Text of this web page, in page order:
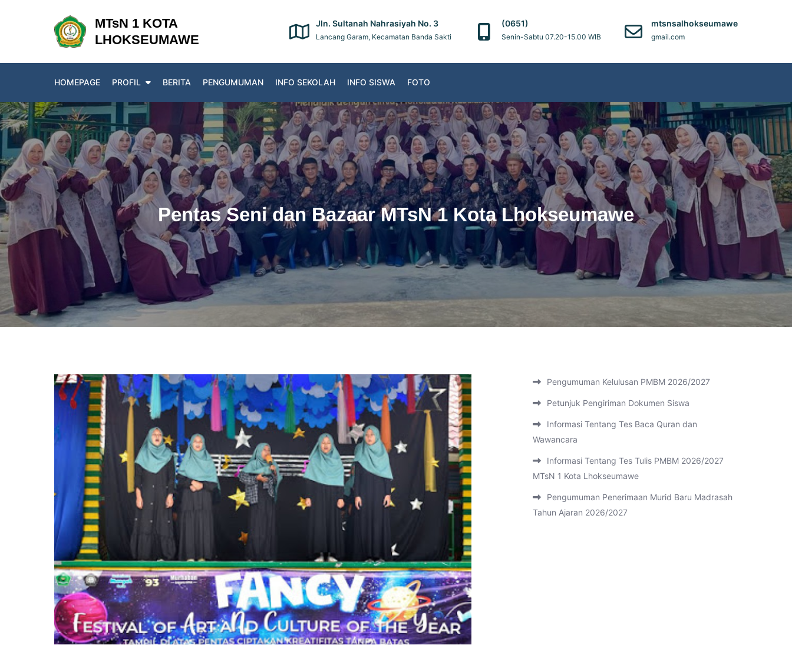
MTsN 1 KOTA
LHOKSEUMAWE
Jln. Sultanah Nahrasiyah No. 3
Lancang Garam, Kecamatan Banda Sakti
(0651)
Senin-Sabtu 07.20-15.00 WIB
mtsnsalhokseumawe
gmail.com
HOMEPAGE PROFIL BERITA PENGUMUMAN INFO SEKOLAH INFO SISWA FOTO
Pentas Seni dan Bazaar MTsN 1 Kota Lhokseumawe
Pengumuman Kelulusan PMBM 2026/2027
Petunjuk Pengiriman Dokumen Siswa
Informasi Tentang Tes Baca Quran dan
Wawancara
Informasi Tentang Tes Tulis PMBM 2026/2027
MTsN 1 Kota Lhokseumawe
Pengumuman Penerimaan Murid Baru Madrasah
Tahun Ajaran 2026/2027